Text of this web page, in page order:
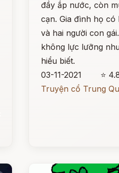
đầy ắp nước, còn
cạn. Gia đình họ
và hai người con
không lực lưỡng
hiểu biết.
03-11-2021
⭐
Truyện cổ Trung